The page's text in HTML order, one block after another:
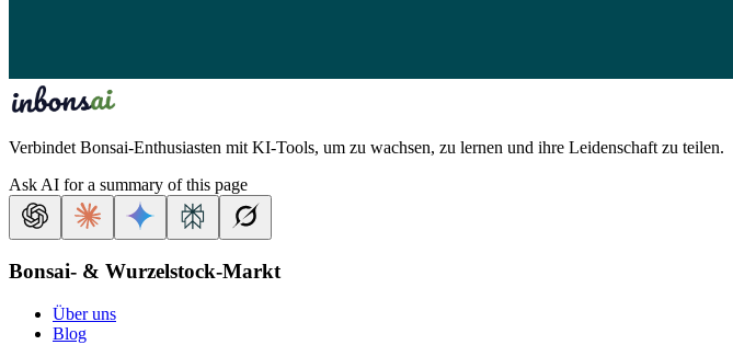
Verbindet Bonsai-Enthusiasten mit KI-Tools, um zu wachsen, zu lernen und ihre Leidenschaft zu teilen.
Ask AI for a summary of this page
Bonsai- & Wurzelstock-Markt
Über uns
Blog